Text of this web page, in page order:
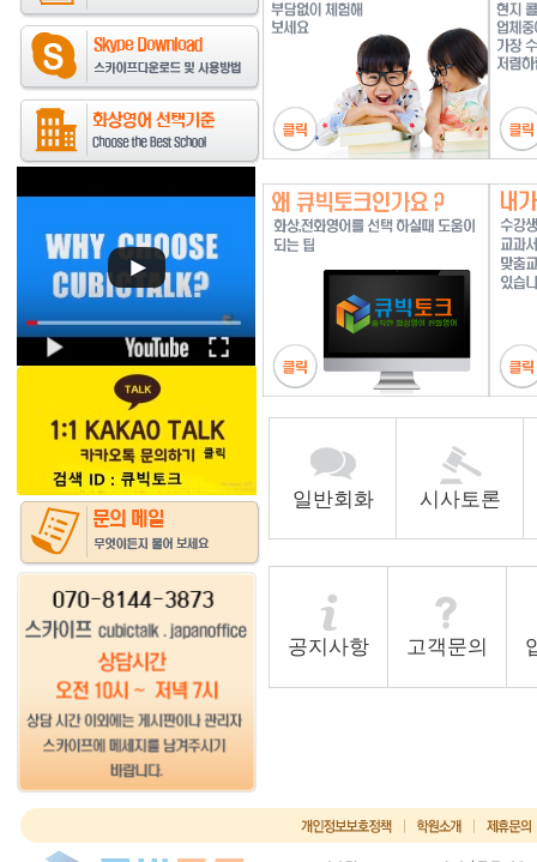
일반회화 시사토론
공지사항 고객문의